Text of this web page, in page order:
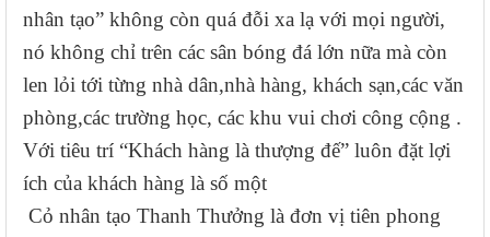
nhân tạo” không còn quá đỗi xa lạ với mọi người,
nó không chỉ trên các sân bóng đá lớn nữa mà còn
len lỏi tới từng nhà dân,nhà hàng, khách sạn,các văn
phòng,các trường học, các khu vui chơi công cộng .
Với tiêu trí “Khách hàng là thượng đế” luôn đặt lợi
ích của khách hàng là số một
Cỏ nhân tạo Thanh Thưởng là đơn vị tiên phong